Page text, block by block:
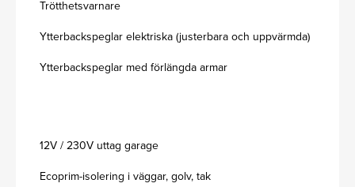
Trötthetsvarnare
Ytterbackspeglar elektriska (justerbara och uppvärmda)
Ytterbackspeglar med förlängda armar
12V / 230V uttag garage
Ecoprim-isolering i väggar, golv, tak